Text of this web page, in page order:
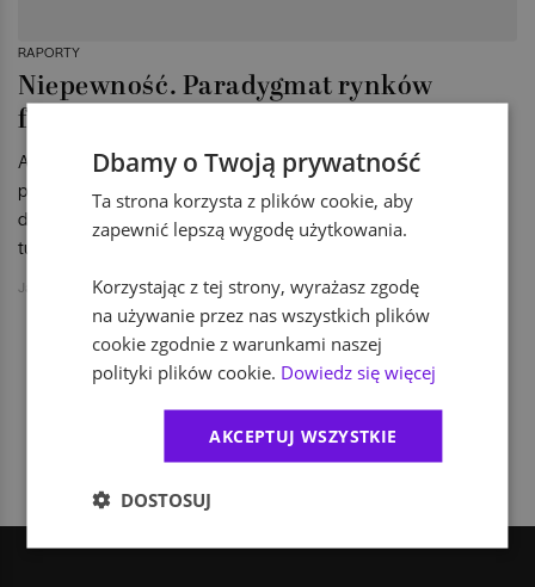
RAPORTY
Niepewność. Paradygmat rynków
finansowych jutra
A właściwie koniec znanego nam paradygmatu, do którego
przyzwyczaiły nas rynki finansowe w ciągu kilku ostatnich
dekad. Zdaniem ekspertów Saxo Bank czekają nas spore
turbulencje.
Jakub Jański
Dbamy o Twoją prywatność
Ta strona korzysta z plików cookie, aby
zapewnić lepszą wygodę użytkowania.
Korzystając z tej strony, wyrażasz zgodę
na używanie przez nas wszystkich plików
cookie zgodnie z warunkami naszej
polityki plików cookie. Dowiedz się więcej
AKCEPTUJ WSZYSTKIE
DOSTOSUJ